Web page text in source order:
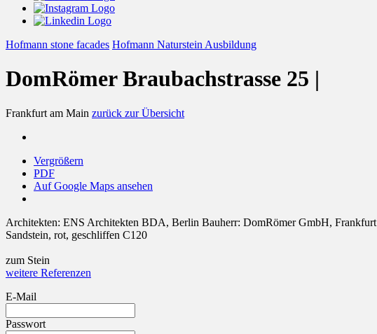
Hofmann stone facades Hofmann Naturstein Ausbildung
DomRömer Braubachstrasse 25 |
Frankfurt am Main zurück zur Übersicht
Vergrößern
PDF
Auf Google Maps ansehen
Architekten: ENS Architekten BDA, Berlin Bauherr: DomRömer GmbH, Frankfurt
Sandstein, rot, geschliffen C120
zum Stein
weitere Referenzen
E-Mail
Passwort